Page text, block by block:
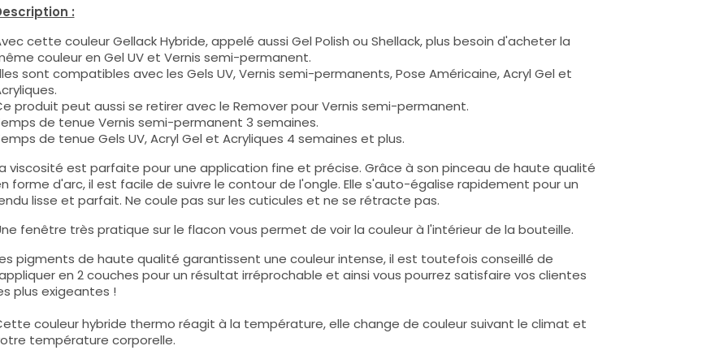
:
cette couleur Gellack Hybride, appelé aussi Gel Polish ou Shellack, plus besoin d'acheter la
couleur en Gel UV et Vernis semi-permanent.
sont compatibles avec les Gels UV, Vernis semi-permanents, Pose Américaine, Acryl Gel et
produit peut aussi se retirer avec le Remover pour Vernis semi-permanent.
de tenue Vernis semi-permanent 3 semaines.
de tenue Gels UV, Acryl Gel et Acryliques 4 semaines et plus.
viscosité est parfaite pour une application fine et précise. Grâce à son pinceau de haute qualité
forme d'arc, il est facile de suivre le contour de l'ongle. Elle s'auto-égalise rapidement pour un
lisse et parfait. Ne coule pas sur les cuticules et ne se rétracte pas.
fenêtre très pratique sur le flacon vous permet de voir la couleur à l'intérieur de la bouteille.
pigments de haute qualité garantissent une couleur intense, il est toutefois conseillé de
en 2 couches pour un résultat irréprochable et ainsi vous pourrez satisfaire vos clientes
plus exigeantes !
couleur hybride thermo réagit à la température, elle change de couleur suivant le climat et
température corporelle.